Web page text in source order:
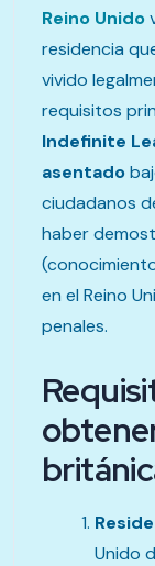
Reino Unido
residencia
vivido
requisitos
Indefinite
asentado
ciudadanos
haber
en el Reino
penales.
Unido